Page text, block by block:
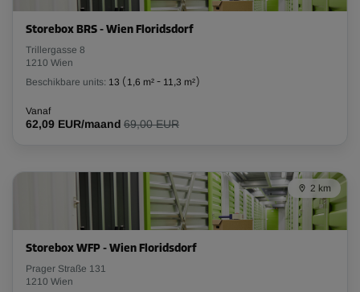
-10%
173,00 EUR/maand
Unit 34
Inhoud: 7,83 m³
B: 1,16 2,7m
Vanaf
104,00 EUR/maand
Storebox BRS - Wien Floridsdorf
Trillergasse 8
1210 Wien
Beschikbare units: 13 ( 1,6 m² - 11,3 m²)
Vanaf
62,09 EUR/maand 69,00 EUR
2 km
Storebox WFP - Wien Floridsdorf
Prager Straße 131
1210 Wien